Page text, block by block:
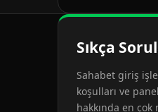
Sıkça
Sahabet giriş
koşulları ve
hakkında en